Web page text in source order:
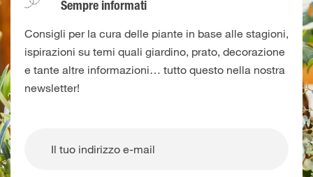
Sempre informati
Consigli per la cura delle piante in base alle stagioni,
ispirazioni su temi quali giardino, prato, decorazione
e tante altre informazioni… tutto questo nella nostra
newsletter!